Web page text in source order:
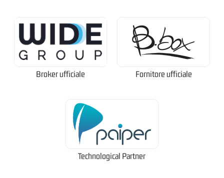
Broker ufficiale Fornitore ufficiale
Technological Partner